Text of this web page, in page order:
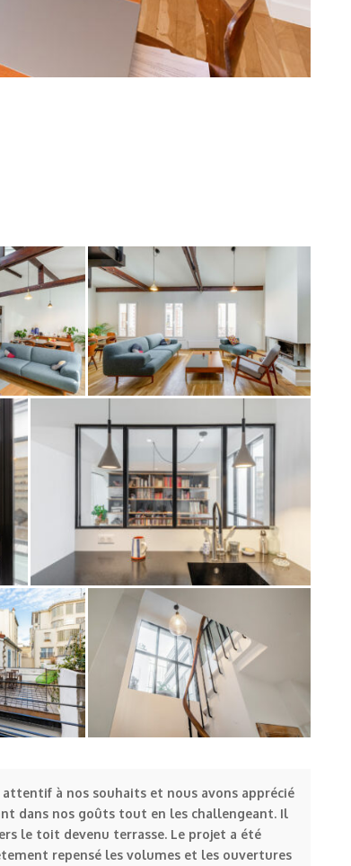
à nos souhaits et nous avons apprécié
dans nos goûts tout en les challengeant. Il
le toit devenu terrasse. Le projet a été
repensé les volumes et les ouvertures